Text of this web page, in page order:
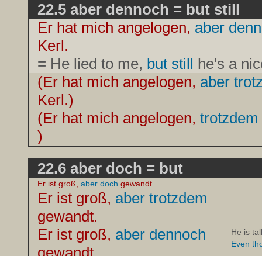
22.5 aber dennoch = but still
Er hat mich angelogen, aber
Kerl.
= He lied to me, but still he's a
(Er hat mich angelogen, aber
Kerl.)
(Er hat mich angelogen, trotzdem
)
22.6 aber doch = but
Er ist groß, aber doch gewandt.
He is
Even
Er ist groß, aber trotzdem
gewandt.
Er ist groß, aber dennoch
gewandt.